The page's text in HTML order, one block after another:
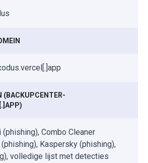
(BACKUPCENTER-
(phishing), Combo Cleaner
(phishing), Kaspersky (phishing),
volledige lijst met detecties